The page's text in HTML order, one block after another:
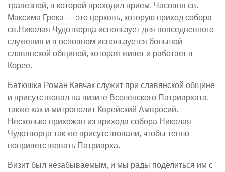
трапезной, в которой проходил прием. Часовня св.
Максима Грека — это церковь, которую приход собора
св.Николая Чудотворца использует для повседневного
служения и в основном используется большой
славянской общиной, которая живет и работает в
Корее.
Батюшка Роман Кавчак служит при славянской общине
и присутствовал на визите Вселенского Патриархата,
также как и митрополит Корейский Амвросий.
Несколько прихожан из прихода собора Николая
Чудотворца так же присутствовали, чтобы тепло
поприветствовать Патриарха.
Визит был незабываемым, и мы рады поделиться им с